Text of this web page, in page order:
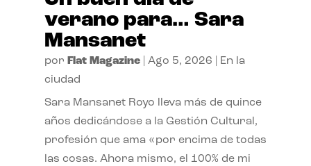
verano para… Sara
Mansanet
por Flat Magazine| Ago 5, 2026
En la
ciudad
Sara Mansanet Royo lleva más de quince
años dedicándose a la Gestión Cultural,
profesión que ama «por encima de todas
las cosas. Ahora mismo, el 100% de mi